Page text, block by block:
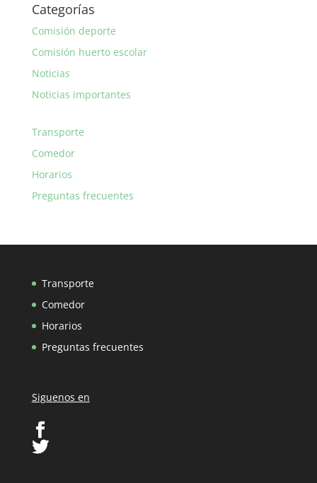
Categorías
Comisión deporte
Comisión huerto escolar
Noticias
Noticias importantes
Transporte
Comedor
Horarios
Preguntas frecuentes
Transporte
Comedor
Horarios
Preguntas frecuentes
Siguenos en